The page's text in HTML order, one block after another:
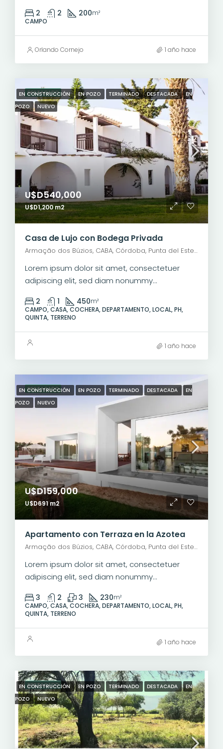
2 2 200m²
CAMPO
Orlando Cornejo 1 año hace
DESTACADO
EN CONSTRUCCIÓN EN POZO TERMINADO DESTACADA
EN
POZO
NUEVO
U$D540,000
U$D1,200 m2
Casa de Lujo con Bodega Privada
Armação dos Búzios, CABA, Córdoba, Punta del Este, Rosario, Santiago de Chile, Valparaíso, Villa Dolores, Viña del Mar
Lorem ipsum dolor sit amet, consectetuer
adipiscing elit, sed diam nonummy...
2 1 450m²
CAMPO, CASA, COCHERA, DEPARTAMENTO, LOCAL, PH,
QUINTA, TERRENO
1 año hace
DESTACADO
EN CONSTRUCCIÓN EN POZO TERMINADO DESTACADA
EN
POZO
NUEVO
U$D159,000
U$D691 m2
Apartamento con Terraza en la Azotea
Armação dos Búzios, CABA, Córdoba, Punta del Este, Rosario, Santiago de Chile, Valparaíso, Villa Dolores, Viña del Mar, Mariano Moreno, General San Martín, Río Grande, Municipio de Río Grande, Departamento Río Grande, Tierra del Fuego, 9420, Argentina
Lorem ipsum dolor sit amet, consectetuer
adipiscing elit, sed diam nonummy...
3 2 3 230m²
CAMPO, CASA, COCHERA, DEPARTAMENTO, LOCAL, PH,
QUINTA, TERRENO
1 año hace
DESTACADO
EN CONSTRUCCIÓN EN POZO TERMINADO DESTACADA
EN
POZO
NUEVO